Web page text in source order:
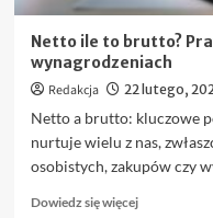
Netto ile to brutto?
wynagrodzeniach
Redakcja 22 lutego,
Netto a brutto: kluczowe
nurtuje wielu z nas,
osobistych, zakupów czy
Dowiedz się więcejDowiedz